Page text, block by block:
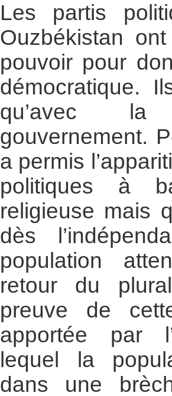
Les partis
Ouzbékistan
pouvoir pour
démocratique.
qu’avec
gouvernement.
a permis
politiques à
religieuse mais
dès
population
retour du
preuve de
apportée par
lequel la
dans une